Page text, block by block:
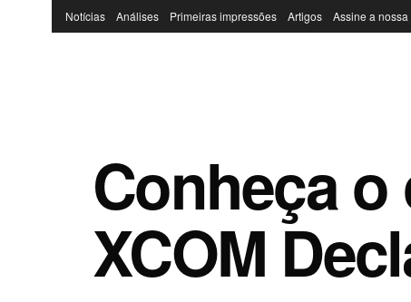
Notícias Análises Primeiras impressões Artigos Assine a
Conheça
XCOM